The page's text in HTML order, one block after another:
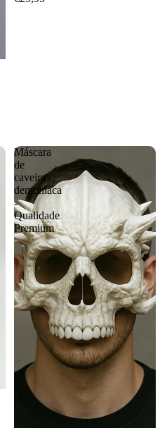
Máscara
de
caveira
demoníaca
-
Qualidade
Premium